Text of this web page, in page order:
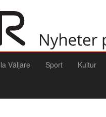
Väljare Sport Kultur